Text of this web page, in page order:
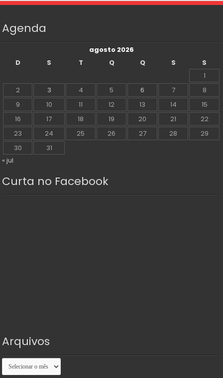
Agenda
agosto 2026
D
S T Q Q S
S
1
2
3 4 5 6 7
8
9
10 11 12 13 14
15
16
17 18 19 20 21
22
23
24 25 26 27 28
29
30
31
« jul
Curta no Facebook
Arquivos
Arquivos